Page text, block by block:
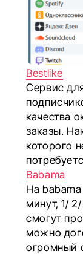
Bestlike
Сервис
качества
заказы.
которого
Babama
На
минут, 1/
смогут
можно
огромный